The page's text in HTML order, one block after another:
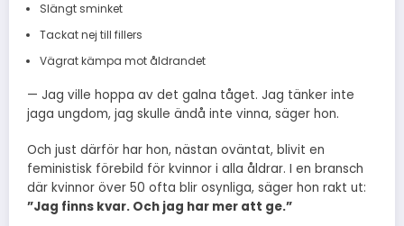
Slängt sminket
Tackat nej till fillers
Vägrat kämpa mot åldrandet
— Jag ville hoppa av det galna tåget. Jag tänker inte
jaga ungdom, jag skulle ändå inte vinna, säger hon.
Och just därför har hon, nästan oväntat, blivit en
feministisk förebild för kvinnor i alla åldrar. I en bransch
där kvinnor över 50 ofta blir osynliga, säger hon rakt ut:
”Jag finns kvar. Och jag har mer att ge.”